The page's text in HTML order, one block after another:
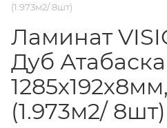
(1.973м2/ 8шт)
Ламинат
Дуб
(1.973м2/ 8шт)